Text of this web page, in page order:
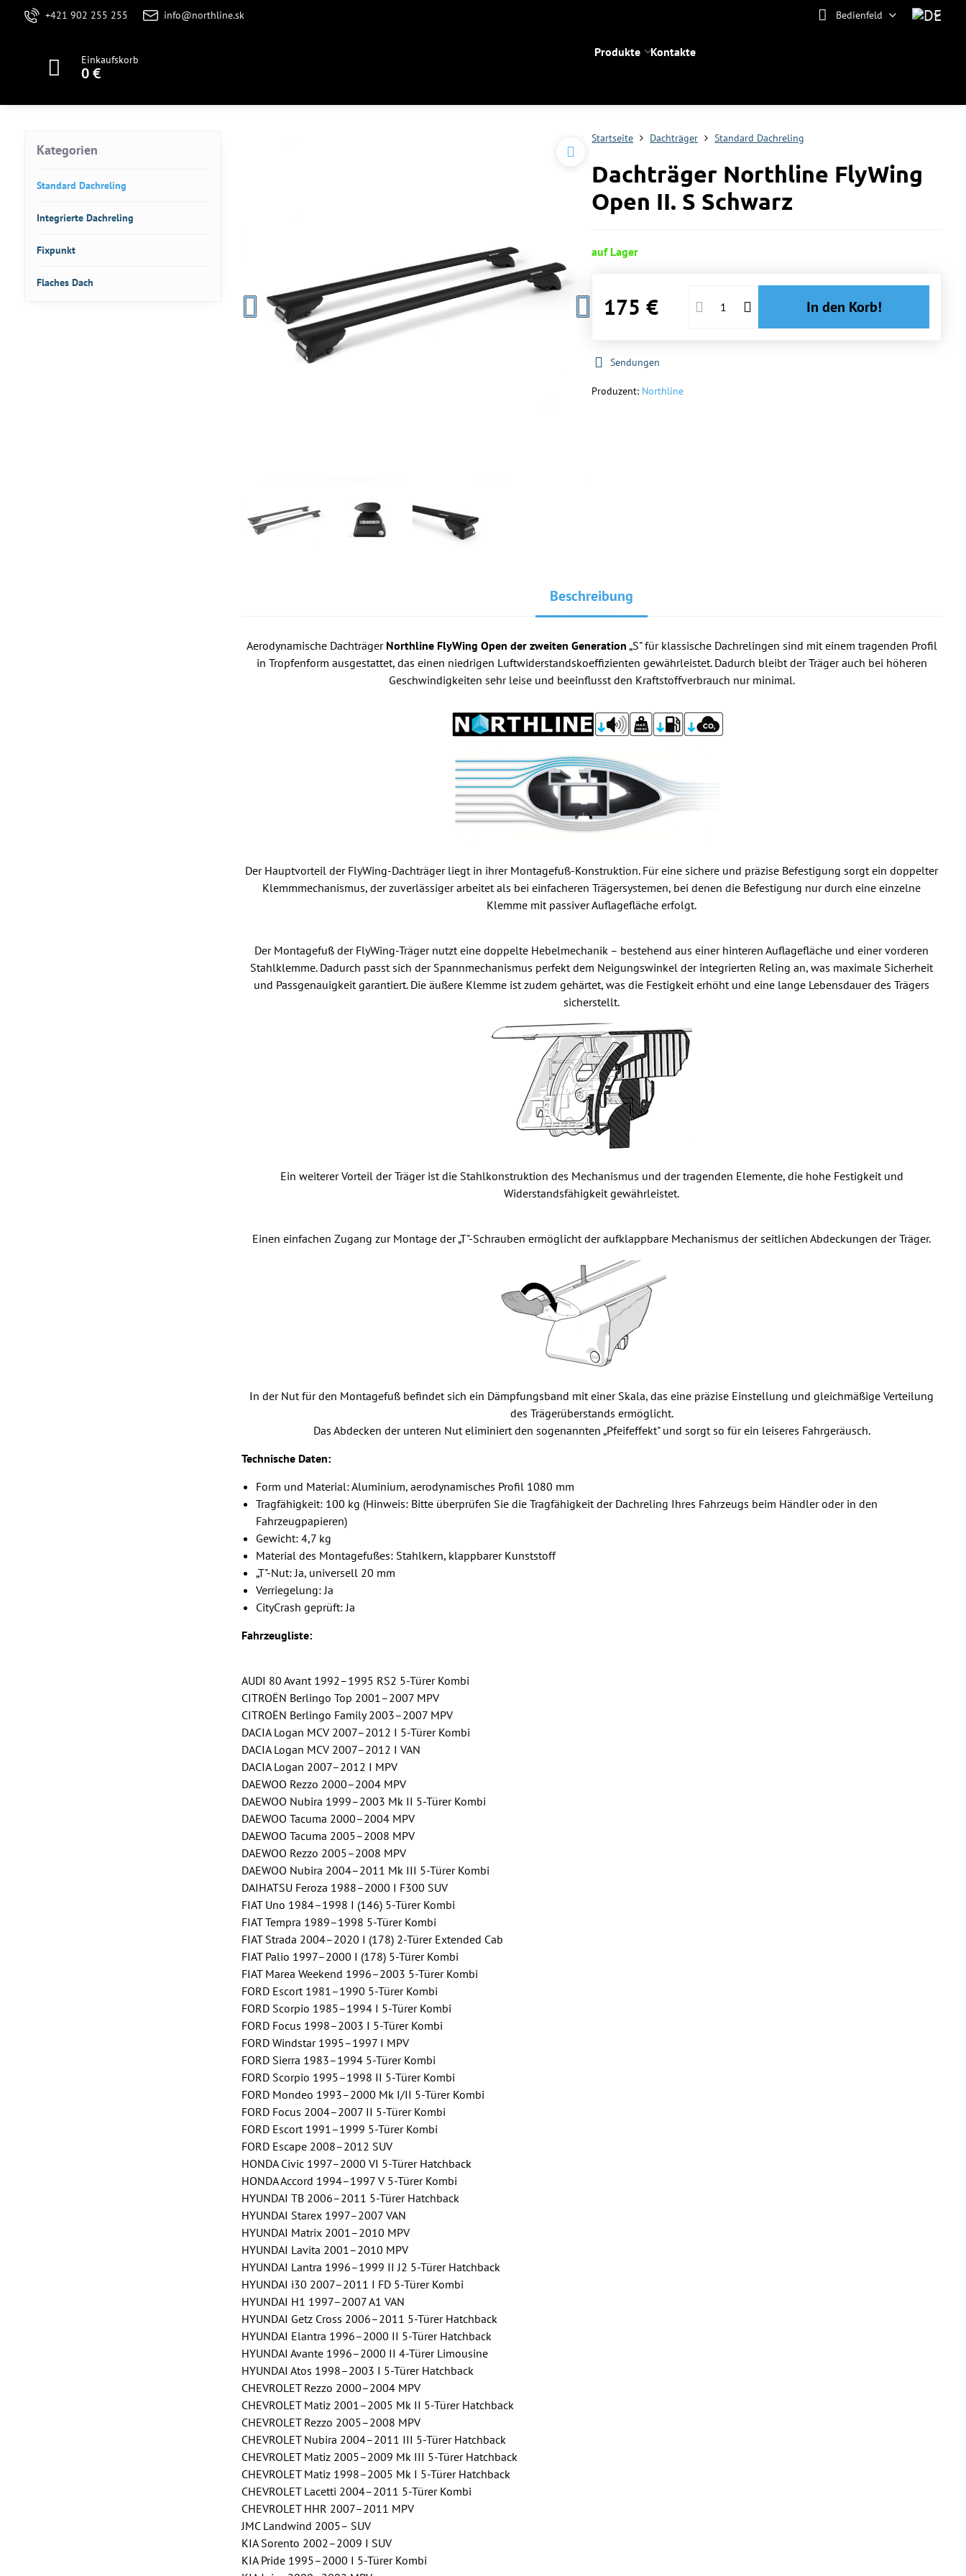
+421 902 255 255 info@northline.sk Bedienfeld
Einkaufskorb
0 €
Produkte Kontakte
Startseite Dachträger Standard Dachreling
Dachträger Northline FlyWing
Open II. S Schwarz
auf Lager
175 € In den Korb!
Sendungen
Produzent: Northline
Beschreibung
Aerodynamische Dachträger Northline FlyWing Open der zweiten Generation „S" für klassische Dachrelingen sind mit einem tragenden Profil
in Tropfenform ausgestattet, das einen niedrigen Luftwiderstandskoeffizienten gewährleistet. Dadurch bleibt der Träger auch bei höheren
Geschwindigkeiten sehr leise und beeinflusst den Kraftstoffverbrauch nur minimal.
Der Hauptvorteil der FlyWing-Dachträger liegt in ihrer Montagefuß-Konstruktion. Für eine sichere und präzise Befestigung sorgt ein doppelter
Klemmmechanismus, der zuverlässiger arbeitet als bei einfacheren Trägersystemen, bei denen die Befestigung nur durch eine einzelne
Klemme mit passiver Auflagefläche erfolgt.
Der Montagefuß der FlyWing-Träger nutzt eine doppelte Hebelmechanik – bestehend aus einer hinteren Auflagefläche und einer vorderen
Stahlklemme. Dadurch passt sich der Spannmechanismus perfekt dem Neigungswinkel der integrierten Reling an, was maximale Sicherheit
und Passgenauigkeit garantiert. Die äußere Klemme ist zudem gehärtet, was die Festigkeit erhöht und eine lange Lebensdauer des Trägers
sicherstellt.
Ein weiterer Vorteil der Träger ist die Stahlkonstruktion des Mechanismus und der tragenden Elemente, die hohe Festigkeit und
Widerstandsfähigkeit gewährleistet.
Einen einfachen Zugang zur Montage der „T"-Schrauben ermöglicht der aufklappbare Mechanismus der seitlichen Abdeckungen der Träger.
In der Nut für den Montagefuß befindet sich ein Dämpfungsband mit einer Skala, das eine präzise Einstellung und gleichmäßige Verteilung
des Trägerüberstands ermöglicht.
Das Abdecken der unteren Nut eliminiert den sogenannten „Pfeifeffekt" und sorgt so für ein leiseres Fahrgeräusch.
Technische Daten:
Form und Material: Aluminium, aerodynamisches Profil 1080 mm
Tragfähigkeit: 100 kg (Hinweis: Bitte überprüfen Sie die Tragfähigkeit der Dachreling Ihres Fahrzeugs beim Händler oder in den
Fahrzeugpapieren)
Gewicht: 4,7 kg
Material des Montagefußes: Stahlkern, klappbarer Kunststoff
„T"-Nut: Ja, universell 20 mm
Verriegelung: Ja
CityCrash geprüft: Ja
Fahrzeugliste:
AUDI 80 Avant 1992–1995 RS2 5-Türer Kombi
CITROËN Berlingo Top 2001–2007 MPV
CITROËN Berlingo Family 2003–2007 MPV
DACIA Logan MCV 2007–2012 I 5-Türer Kombi
DACIA Logan MCV 2007–2012 I VAN
DACIA Logan 2007–2012 I MPV
DAEWOO Rezzo 2000–2004 MPV
DAEWOO Nubira 1999–2003 Mk II 5-Türer Kombi
DAEWOO Tacuma 2000–2004 MPV
DAEWOO Tacuma 2005–2008 MPV
DAEWOO Rezzo 2005–2008 MPV
DAEWOO Nubira 2004–2011 Mk III 5-Türer Kombi
DAIHATSU Feroza 1988–2000 I F300 SUV
FIAT Uno 1984–1998 I (146) 5-Türer Kombi
FIAT Tempra 1989–1998 5-Türer Kombi
FIAT Strada 2004–2020 I (178) 2-Türer Extended Cab
FIAT Palio 1997–2000 I (178) 5-Türer Kombi
FIAT Marea Weekend 1996–2003 5-Türer Kombi
FORD Escort 1981–1990 5-Türer Kombi
FORD Scorpio 1985–1994 I 5-Türer Kombi
FORD Focus 1998–2003 I 5-Türer Kombi
FORD Windstar 1995–1997 I MPV
FORD Sierra 1983–1994 5-Türer Kombi
FORD Scorpio 1995–1998 II 5-Türer Kombi
FORD Mondeo 1993–2000 Mk I/II 5-Türer Kombi
FORD Focus 2004–2007 II 5-Türer Kombi
FORD Escort 1991–1999 5-Türer Kombi
FORD Escape 2008–2012 SUV
HONDA Civic 1997–2000 VI 5-Türer Hatchback
HONDA Accord 1994–1997 V 5-Türer Kombi
HYUNDAI TB 2006–2011 5-Türer Hatchback
HYUNDAI Starex 1997–2007 VAN
HYUNDAI Matrix 2001–2010 MPV
HYUNDAI Lavita 2001–2010 MPV
HYUNDAI Lantra 1996–1999 II J2 5-Türer Hatchback
HYUNDAI i30 2007–2011 I FD 5-Türer Kombi
HYUNDAI H1 1997–2007 A1 VAN
HYUNDAI Getz Cross 2006–2011 5-Türer Hatchback
HYUNDAI Elantra 1996–2000 II 5-Türer Hatchback
HYUNDAI Avante 1996–2000 II 4-Türer Limousine
HYUNDAI Atos 1998–2003 I 5-Türer Hatchback
CHEVROLET Rezzo 2000–2004 MPV
CHEVROLET Matiz 2001–2005 Mk II 5-Türer Hatchback
CHEVROLET Rezzo 2005–2008 MPV
CHEVROLET Nubira 2004–2011 III 5-Türer Hatchback
CHEVROLET Matiz 2005–2009 Mk III 5-Türer Hatchback
CHEVROLET Matiz 1998–2005 Mk I 5-Türer Hatchback
CHEVROLET Lacetti 2004–2011 5-Türer Kombi
CHEVROLET HHR 2007–2011 MPV
JMC Landwind 2005– SUV
KIA Sorento 2002–2009 I SUV
KIA Pride 1995–2000 I 5-Türer Kombi
Kategorien
Standard Dachreling
Integrierte Dachreling
Fixpunkt
Flaches Dach